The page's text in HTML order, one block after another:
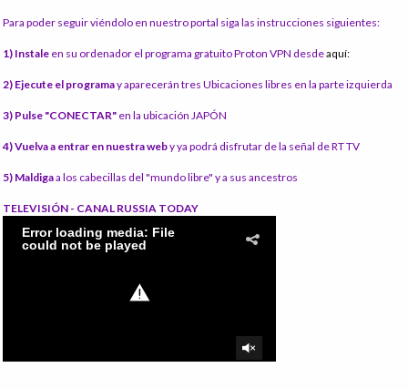
Para poder seguir viéndolo en nuestro portal siga las instrucciones siguientes:
1) Instale en su ordenador el programa gratuito Proton VPN desdeaquí:
2) Ejecute el programay aparecerán tres Ubicaciones libres en la parte izquierda
3) Pulse "CONECTAR" en la ubicación JAPÓN
4) Vuelva a entrar en nuestra weby ya podrá disfrutar de la señal de RT TV
5) Maldigaa los cabecillas del "mundo libre" y a sus ancestros
TELEVISIÓN - CANAL RUSSIA TODAY